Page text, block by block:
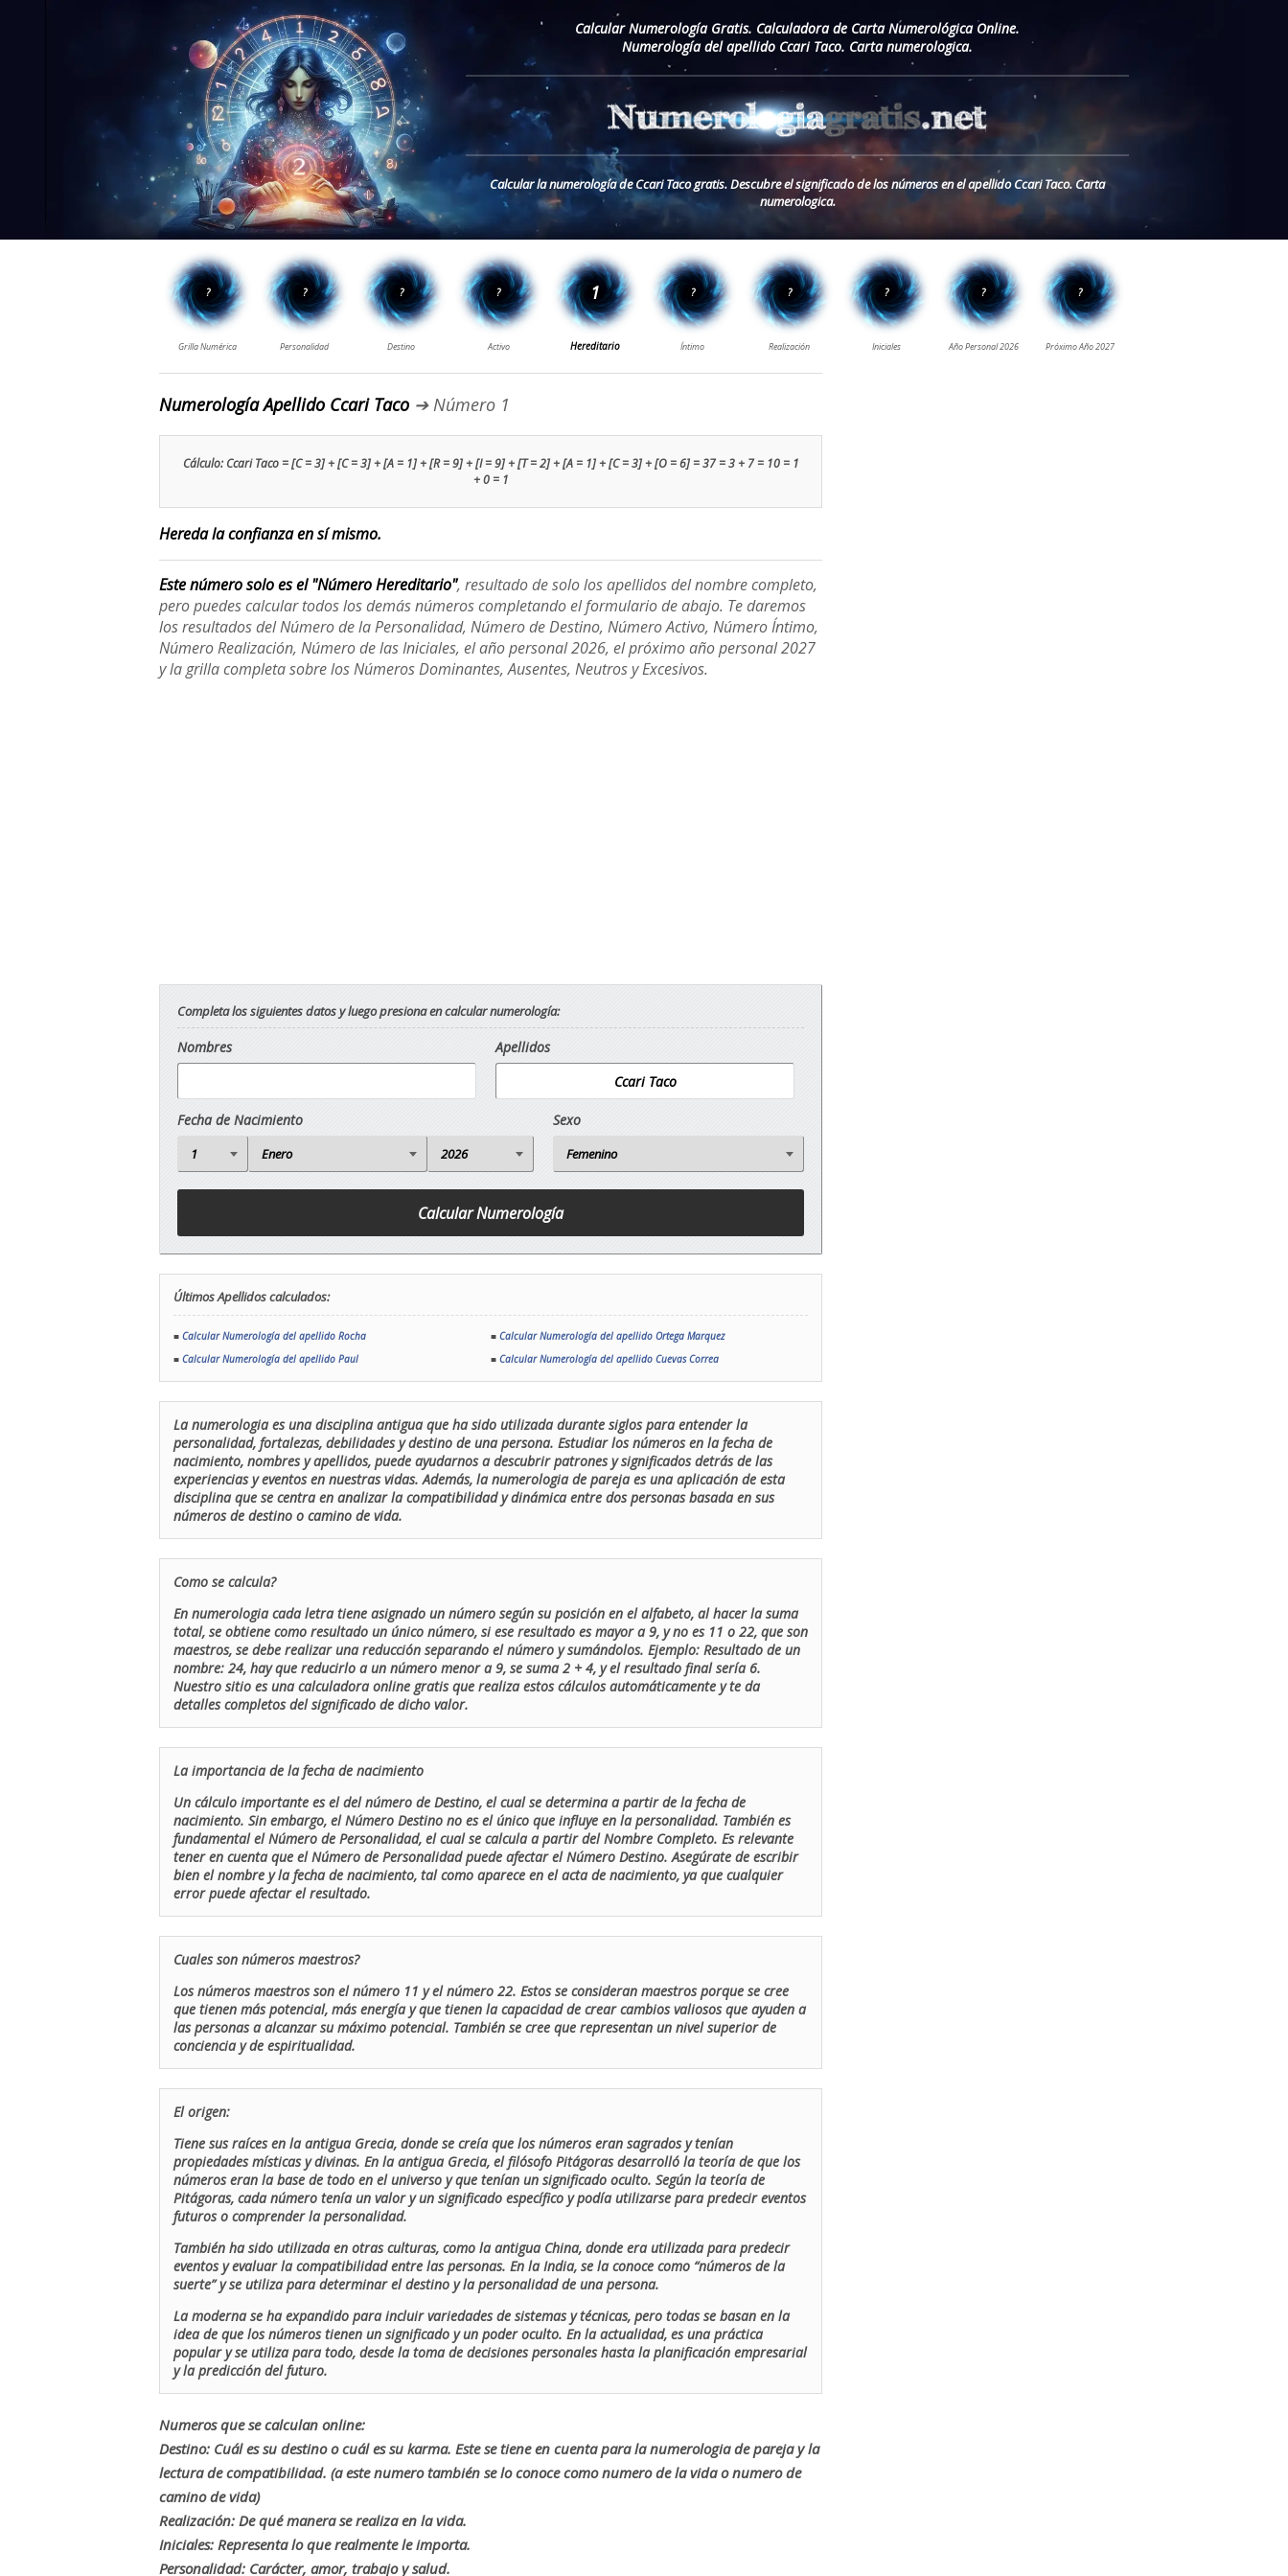
Calcular Numerología Gratis. Calculadora de Carta Numerológica Online.
Numerología del apellido Ccari Taco. Carta numerologica.
Calcular la numerología de Ccari Taco gratis. Descubre el significado de los números en el apellido Ccari Taco. Carta
numerologica.
Numerología Apellido Ccari Taco ➔ Número 1
Cálculo: Ccari Taco = [C = 3] + [C = 3] + [A = 1] + [R = 9] + [I = 9] + [T = 2] + [A = 1] + [C = 3] + [O = 6] = 37 = 3 + 7 = 10 = 1
+ 0 = 1
Hereda la confianza en sí mismo.
Este número solo es el "Número Hereditario", resultado de solo los apellidos del nombre completo,
pero puedes calcular todos los demás números completando el formulario de abajo. Te daremos
los resultados del Número de la Personalidad, Número de Destino, Número Activo, Número Íntimo,
Número Realización, Número de las Iniciales, el año personal 2026, el próximo año personal 2027
y la grilla completa sobre los Números Dominantes, Ausentes, Neutros y Excesivos.
Completa los siguientes datos y luego presiona en calcular numerología:
Nombres Apellidos
Fecha de Nacimiento Sexo
Últimos Apellidos calculados:
■ Calcular Numerología del apellido Rocha ■ Calcular Numerología del apellido Ortega Marquez
■ Calcular Numerología del apellido Paul ■ Calcular Numerología del apellido Cuevas Correa
La numerologia es una disciplina antigua que ha sido utilizada durante siglos para entender la
personalidad, fortalezas, debilidades y destino de una persona. Estudiar los números en la fecha de
nacimiento, nombres y apellidos, puede ayudarnos a descubrir patrones y significados detrás de las
experiencias y eventos en nuestras vidas. Además, la numerologia de pareja es una aplicación de esta
disciplina que se centra en analizar la compatibilidad y dinámica entre dos personas basada en sus
números de destino o camino de vida.
Como se calcula?
En numerologia cada letra tiene asignado un número según su posición en el alfabeto, al hacer la suma
total, se obtiene como resultado un único número, si ese resultado es mayor a 9, y no es 11 o 22, que son
maestros, se debe realizar una reducción separando el número y sumándolos. Ejemplo: Resultado de un
nombre: 24, hay que reducirlo a un número menor a 9, se suma 2 + 4, y el resultado final sería 6.
Nuestro sitio es una calculadora online gratis que realiza estos cálculos automáticamente y te da
detalles completos del significado de dicho valor.
La importancia de la fecha de nacimiento
Un cálculo importante es el del número de Destino, el cual se determina a partir de la fecha de
nacimiento. Sin embargo, el Número Destino no es el único que influye en la personalidad. También es
fundamental el Número de Personalidad, el cual se calcula a partir del Nombre Completo. Es relevante
tener en cuenta que el Número de Personalidad puede afectar el Número Destino. Asegúrate de escribir
bien el nombre y la fecha de nacimiento, tal como aparece en el acta de nacimiento, ya que cualquier
error puede afectar el resultado.
Cuales son números maestros?
Los números maestros son el número 11 y el número 22. Estos se consideran maestros porque se cree
que tienen más potencial, más energía y que tienen la capacidad de crear cambios valiosos que ayuden a
las personas a alcanzar su máximo potencial. También se cree que representan un nivel superior de
conciencia y de espiritualidad.
El origen:
Tiene sus raíces en la antigua Grecia, donde se creía que los números eran sagrados y tenían
propiedades místicas y divinas. En la antigua Grecia, el filósofo Pitágoras desarrolló la teoría de que los
números eran la base de todo en el universo y que tenían un significado oculto. Según la teoría de
Pitágoras, cada número tenía un valor y un significado específico y podía utilizarse para predecir eventos
futuros o comprender la personalidad.
También ha sido utilizada en otras culturas, como la antigua China, donde era utilizada para predecir
eventos y evaluar la compatibilidad entre las personas. En la India, se la conoce como “números de la
suerte” y se utiliza para determinar el destino y la personalidad de una persona.
La moderna se ha expandido para incluir variedades de sistemas y técnicas, pero todas se basan en la
idea de que los números tienen un significado y un poder oculto. En la actualidad, es una práctica
popular y se utiliza para todo, desde la toma de decisiones personales hasta la planificación empresarial
y la predicción del futuro.
Numeros que se calculan online:
Destino: Cuál es su destino o cuál es su karma. Este se tiene en cuenta para la numerologia de pareja y la
lectura de compatibilidad. (a este numero también se lo conoce como numero de la vida o numero de
camino de vida)
Realización: De qué manera se realiza en la vida.
Iniciales: Representa lo que realmente le importa.
Personalidad: Carácter, amor, trabajo y salud.